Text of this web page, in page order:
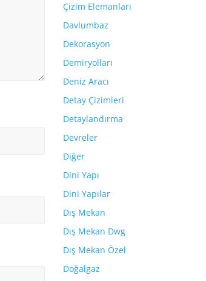
Çizim Elemanları
Davlumbaz
Dekorasyon
Demiryolları
Deniz Aracı
Detay Çizimleri
Detaylandırma
Devreler
Diğer
Dini Yapı
Dini Yapılar
Dış Mekan
Dış Mekan Dwg
Dış Mekan Özel
Doğalgaz